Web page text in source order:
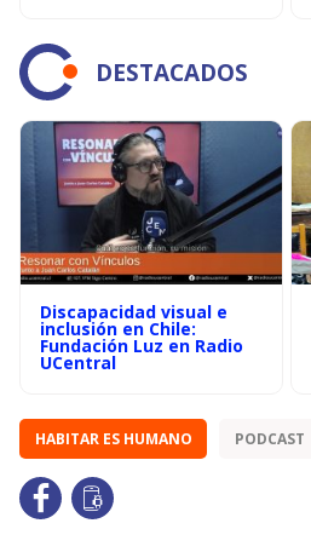
DESTACADOS
Discapacidad visual e
inclusión en Chile:
Fundación Luz en Radio
UCentral
HABITAR ES HUMANO PODCAST